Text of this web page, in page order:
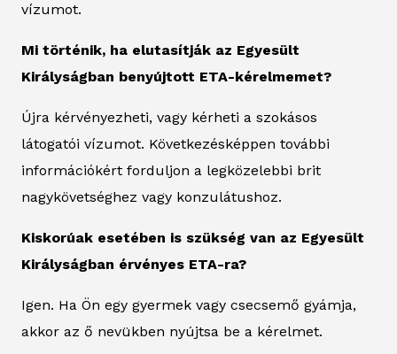
vízumot.
Mi történik, ha elutasítják az Egyesült
Királyságban benyújtott ETA-kérelmemet?
Újra kérvényezheti, vagy kérheti a szokásos
látogatói vízumot. Következésképpen további
információkért forduljon a legközelebbi brit
nagykövetséghez vagy konzulátushoz.
Kiskorúak esetében is szükség van az Egyesült
Királyságban érvényes ETA-ra?
Igen. Ha Ön egy gyermek vagy csecsemő gyámja,
akkor az ő nevükben nyújtsa be a kérelmet.